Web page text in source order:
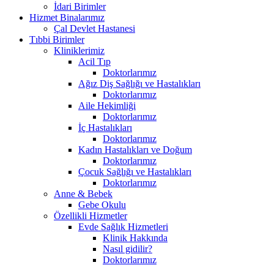
İdari Birimler
Hizmet Binalarımız
Çal Devlet Hastanesi
Tıbbi Birimler
Kliniklerimiz
Acil Tıp
Doktorlarımız
Ağız Diş Sağlığı ve Hastalıkları
Doktorlarımız
Aile Hekimliği
Doktorlarımız
İç Hastalıkları
Doktorlarımız
Kadın Hastalıkları ve Doğum
Doktorlarımız
Çocuk Sağlığı ve Hastalıkları
Doktorlarımız
Anne & Bebek
Gebe Okulu
Özellikli Hizmetler
Evde Sağlık Hizmetleri
Klinik Hakkında
Nasıl gidilir?
Doktorlarımız